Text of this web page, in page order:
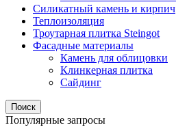
Силикатный камень и кирпич
Теплоизоляция
Троутарная плитка Steingot
Фасадные материалы
Камень для облицовки
Клинкерная плитка
Сайдинг
Поиск
Популярные запросы